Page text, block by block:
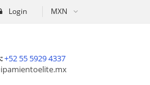
MXN
Login
+52 55 5929 4337